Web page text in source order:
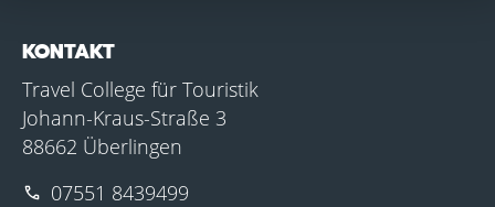
KONTAKT
Travel College für Touristik
Johann-Kraus-Straße 3
88662 Überlingen
phone 07551 8439499